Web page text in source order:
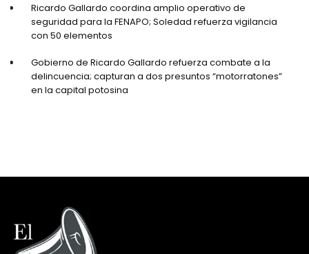
Ricardo Gallardo coordina amplio operativo de
seguridad para la FENAPO; Soledad refuerza vigilancia
con 50 elementos
Gobierno de Ricardo Gallardo refuerza combate a la
delincuencia; capturan a dos presuntos “motorratones”
en la capital potosina